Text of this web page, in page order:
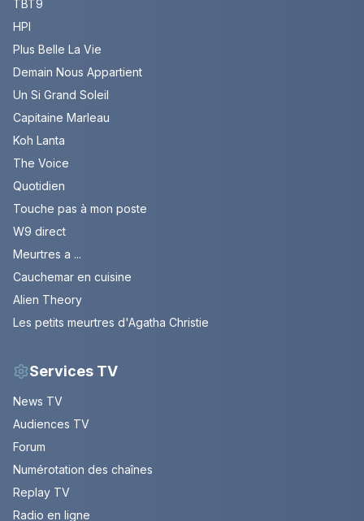
TBT9
HPI
Plus Belle La Vie
Demain Nous Appartient
Un Si Grand Soleil
Capitaine Marleau
Koh Lanta
The Voice
Quotidien
Touche pas à mon poste
W9 direct
Meurtres a ...
Cauchemar en cuisine
Alien Theory
Les petits meurtres d'Agatha Christie
Services TV
News TV
Audiences TV
Forum
Numérotation des chaînes
Replay TV
Radio en ligne